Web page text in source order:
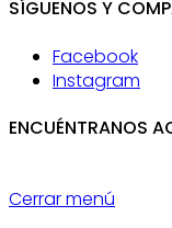
SÍGUENOS Y
Facebook
Instagram
ENCUÉNTRANOS
Cerrar menú